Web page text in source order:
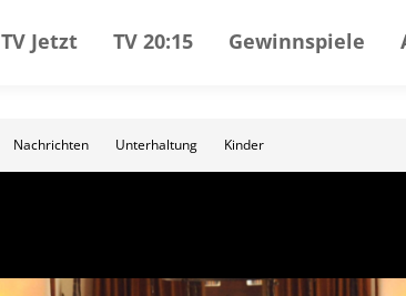
TV Jetzt TV 20:15 Gewinnspiele
Nachrichten Unterhaltung Kinder